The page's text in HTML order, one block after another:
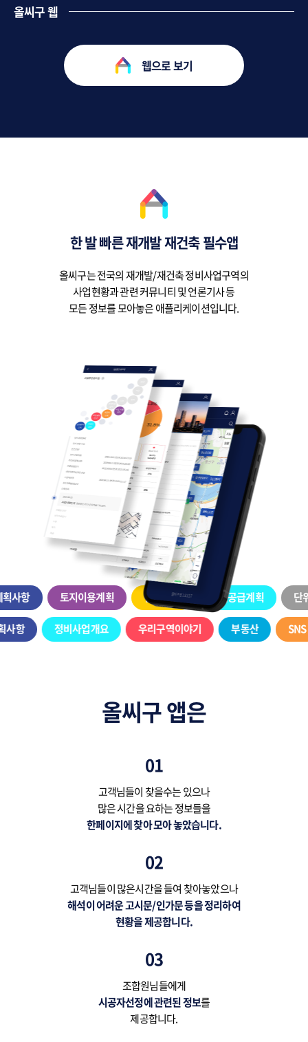
올씨구 웹
웹으로 보기
한 발 빠른 재개발 재건축 필수앱
올씨구는 전국의 재개발/재건축 정비사업구역의
사업현황과 관련 커뮤니티 및 언론기사 등
모든 정보를 모아놓은 애플리케이션입니다.
사항 토지이용계획 건축계획 주택공급계획 단
사항 정비사업개요 우리구역이야기 부동산
올씨구 앱은
01
고객님들이 찾을수는 있으나
많은 시간을 요하는 정보들을
한페이지에 찾아 모아 놓았습니다.
02
고객님들이 많은시간을 들여 찾아놓았으나
해석이 어려운 고시문/인가문 등을 정리하여
현황을 제공합니다.
03
조합원님들에게
시공자선정에 관련된 정보를
제공합니다.